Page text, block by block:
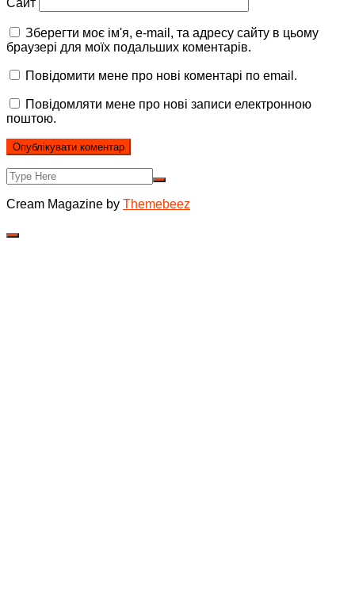
Зберегти моє ім'я, e-mail, та адресу сайту в цьому
браузері для моїх подальших коментарів.
Повідомити мене про нові коментарі по email.
Повідомляти мене про нові записи електронною
поштою.
Cream Magazine by Themebeez